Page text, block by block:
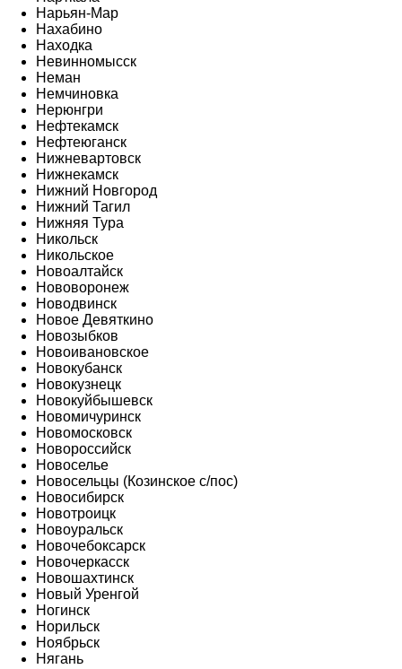
Нарьян-Мар
Нахабино
Находка
Невинномысск
Неман
Немчиновка
Нерюнгри
Нефтекамск
Нефтеюганск
Нижневартовск
Нижнекамск
Нижний Новгород
Нижний Тагил
Нижняя Тура
Никольск
Никольское
Новоалтайск
Нововоронеж
Новодвинск
Новое Девяткино
Новозыбков
Новоивановское
Новокубанск
Новокузнецк
Новокуйбышевск
Новомичуринск
Новомосковск
Новороссийск
Новоселье
Новосельцы (Козинское с/пос)
Новосибирск
Новотроицк
Новоуральск
Новочебоксарск
Новочеркасск
Новошахтинск
Новый Уренгой
Ногинск
Норильск
Ноябрьск
Нягань